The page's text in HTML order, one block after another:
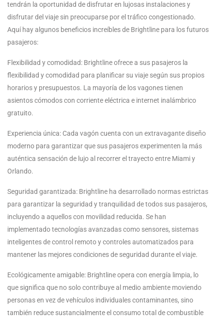
tendrán la oportunidad de disfrutar en lujosas instalaciones y
disfrutar del viaje sin preocuparse por el tráfico congestionado.
Aquí hay algunos beneficios increíbles de Brightline para los futuros
pasajeros:
Flexibilidad y comodidad: Brightline ofrece a sus pasajeros la
flexibilidad y comodidad para planificar su viaje según sus propios
horarios y presupuestos. La mayoría de los vagones tienen
asientos cómodos con corriente eléctrica e internet inalámbrico
gratuito.
Experiencia única: Cada vagón cuenta con un extravagante diseño
moderno para garantizar que sus pasajeros experimenten la más
auténtica sensación de lujo al recorrer el trayecto entre Miami y
Orlando.
Seguridad garantizada: Brightline ha desarrollado normas estrictas
para garantizar la seguridad y tranquilidad de todos sus pasajeros,
incluyendo a aquellos con movilidad reducida. Se han
implementado tecnologías avanzadas como sensores, sistemas
inteligentes de control remoto y controles automatizados para
mantener las mejores condiciones de seguridad durante el viaje.
Ecológicamente amigable: Brightline opera con energía limpia, lo
que significa que no solo contribuye al medio ambiente moviendo
personas en vez de vehículos individuales contaminantes, sino
también reduce sustancialmente el consumo total de combustible